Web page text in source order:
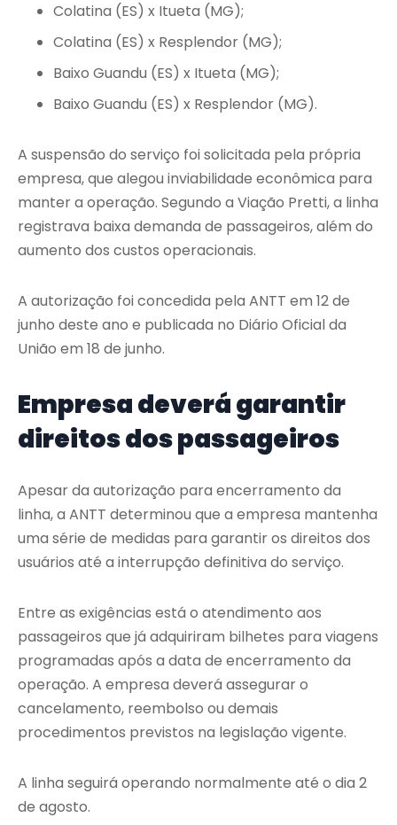
Colatina (ES) x Itueta (MG);
Colatina (ES) x Resplendor (MG);
Baixo Guandu (ES) x Itueta (MG);
Baixo Guandu (ES) x Resplendor (MG).
A suspensão do serviço foi solicitada pela própria
empresa, que alegou inviabilidade econômica para
manter a operação. Segundo a Viação Pretti, a linha
registrava baixa demanda de passageiros, além do
aumento dos custos operacionais.
A autorização foi concedida pela ANTT em 12 de
junho deste ano e publicada no Diário Oficial da
União em 18 de junho.
Empresa deverá garantir
direitos dos passageiros
Apesar da autorização para encerramento da
linha, a ANTT determinou que a empresa mantenha
uma série de medidas para garantir os direitos dos
usuários até a interrupção definitiva do serviço.
Entre as exigências está o atendimento aos
passageiros que já adquiriram bilhetes para viagens
programadas após a data de encerramento da
operação. A empresa deverá assegurar o
cancelamento, reembolso ou demais
procedimentos previstos na legislação vigente.
A linha seguirá operando normalmente até o dia 2
de agosto.